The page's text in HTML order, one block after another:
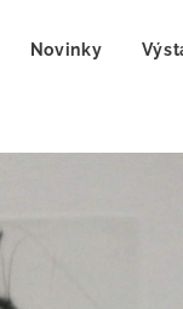
Novinky